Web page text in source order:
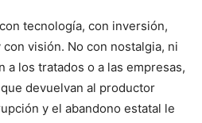
tecnología, con inversión,
visión. No con nostalgia, ni
a los tratados o a las empresas,
devuelvan al productor
y el abandono estatal le